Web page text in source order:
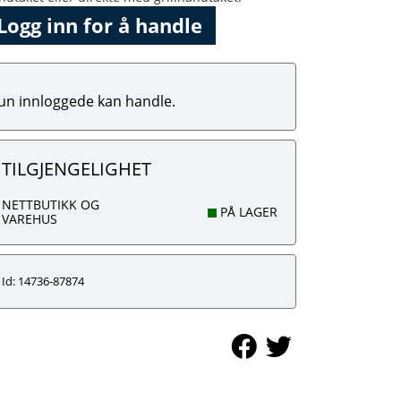
inn for å handle
innloggede kan handle.
TILGJENGELIGHET
NETTBUTIKK OG
VAREHUS
PÅ LAGER
Id: 14736-87874